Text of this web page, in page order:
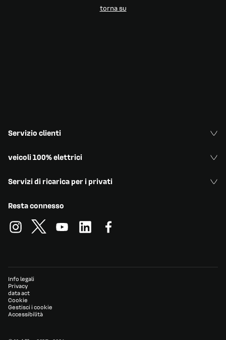
torna su
Servizio clienti
veicoli 100% elettrici
Servizi di ricarica per i privati
Resta connesso
Info legali
Privacy
data act
Cookie
Gestisci i cookie
Accessibilità